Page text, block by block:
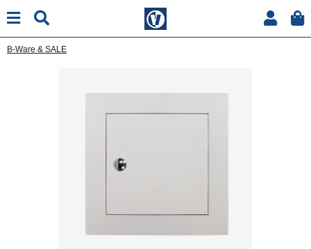
B-Ware & SALE